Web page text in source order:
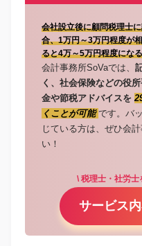
会社設立後に顧問税理士
合、1万円～3万円程度が
ると4万～5万円程度にな
会計事務所SoVaでは、
く、社会保険などの役
金や節税アドバイスを
くことが可能です。バ
じている方は、ぜひ会
い！
\ 税理士・社労
サービス